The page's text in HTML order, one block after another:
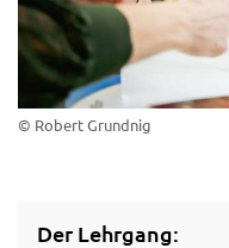
© Robert Grundnig
Der Lehrgang: